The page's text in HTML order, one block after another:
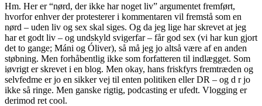
Hm. Her er “nørd, der ikke har noget liv” argumentet fremført,
hvorfor enhver der protesterer i kommentaren vil fremstå som en
nørd – uden liv og sex skal siges. Og da jeg lige har skrevet at jeg
har et godt liv – og undskyld svigerfar – får god sex (vi har kun gjort
det to gange; Máni og Óliver), så må jeg jo altså være af en anden
støbning. Men forhåbentlig ikke som forfatteren til indlægget. Som
iøvrigt er skrevet i en blog. Men okay, hans friskfyrs fremtræden og
selvfedme er jo en sikker vej til enten politiken eller DR – og d r jo
ikke så ringe. Men ganske rigtig, podcasting er ufedt. Vlogging er
derimod ret cool.